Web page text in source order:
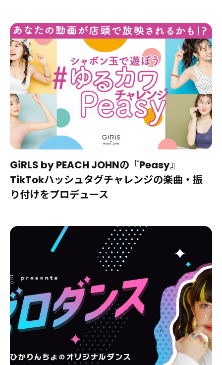
GiRLS by PEACH JOHNの『Peasy』
TikTokハッシュタグチャレンジの楽曲・振
り付けをプロデュース